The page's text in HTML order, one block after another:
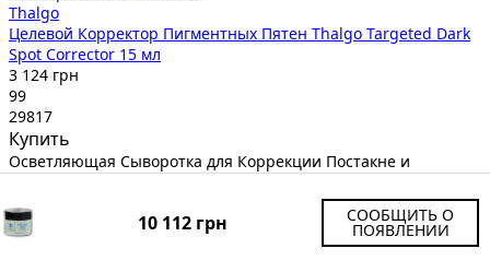
10 112 грн СООБЩИТЬ О
ПОЯВЛЕНИИ
Thalgo
Целевой Корректор Пигментных Пятен Thalgo Targeted Dark
Spot Corrector 15 мл
3 124 грн
99
29817
Купить
Осветляющая Сыворотка для Коррекции Постакне и
7
30758